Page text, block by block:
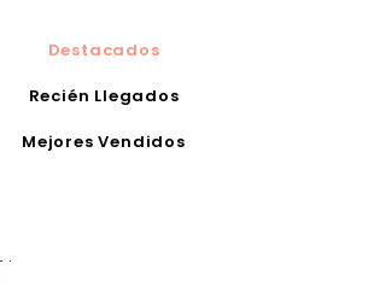
Destacados
Recién Llegados
Mejores Vendidos